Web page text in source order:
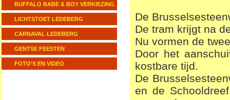
De
De tram krijgt na
Nu vormen de
Door het
kostbare tijd.
De
en de
BUFFALO BABE & BOY VERKIEZING
LICHTSTOET LEDEBERG
CARNAVAL LEDEBERG
GENTSE FEESTEN
FOTO'S EN VIDEO